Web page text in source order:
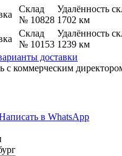
Склад
№ 10828
Удалённость
1702 км
Склад
№ 10153
Удалённость
1239 км
доставки
с коммерческим
в WhatsApp